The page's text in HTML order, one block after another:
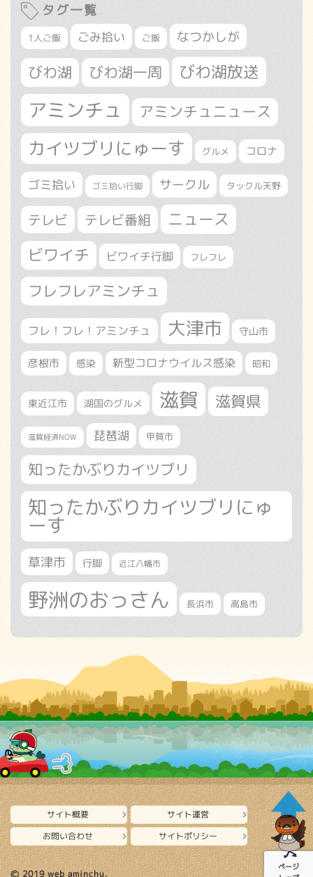
タグ一覧
1人ご飯 ごみ拾い ご飯 なつかしが
びわ湖 びわ湖一周 びわ湖放送
アミンチュ アミンチュニュース
カイツブリにゅーす グルメ コロナ
ゴミ拾い ゴミ拾い行脚 サークル タックル天野
テレビ テレビ番組 ニュース
ビワイチ ビワイチ行脚 フレフレ
フレフレアミンチュ
フレ！フレ！アミンチュ 大津市 守山市
彦根市 感染 新型コロナウイルス感染 昭和
東近江市 湖国のグルメ 滋賀 滋賀県
滋賀経済NOW 琵琶湖 甲賀市
知ったかぶりカイツブリ
知ったかぶりカイツブリにゅ
ーす
草津市 行脚 近江八幡市
野洲のおっさん 長浜市 高島市
サイト概要
サイト運営
お問い合わせ
サイトポリシー
Ⓒ 2019 web aminchu.
ページ